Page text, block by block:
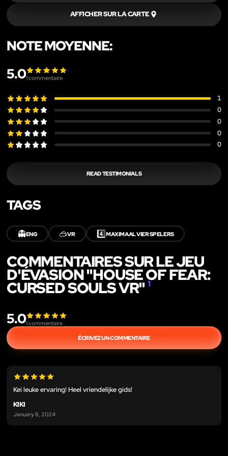
AFFICHER SUR LA CARTE
NOTE MOYENNE:
5.01commentaire
1
0
0
0
0
READ TESTIMONIALS
TAGS
👻ENG 🥽VR 4️⃣MAXIMAAL VIER SPELERS
COMMENTAIRES SUR LE JEU
D'ÉVASION "HOUSE OF FEAR:
CURSED SOULS VR"1
5.01commentaire
ÉCRIVEZ UN COMMENTAIRE
Kei leuke ervaring! Heel vriendelijke gids!
KIKI
January 8, 2024